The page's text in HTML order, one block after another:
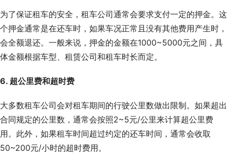
为了保证租车的安全，租车公司通常会要求支付一定的押金。这
个押金通常是在还车时，如果车况正常且没有其他费用产生时，
会全额退还。一般来说，押金的金额在1000~5000元之间，具
体金额根据车型、租赁公司和租车时长而定。
6. 超公里费和超时费
大多数租车公司会对租车期间的行驶公里数做出限制。如果超出
合同规定的公里数，通常会按照2~5元/公里来计算超公里费
用。此外，如果租车时间超过约定的还车时间，通常会收取
50~200元/小时的超时费用。